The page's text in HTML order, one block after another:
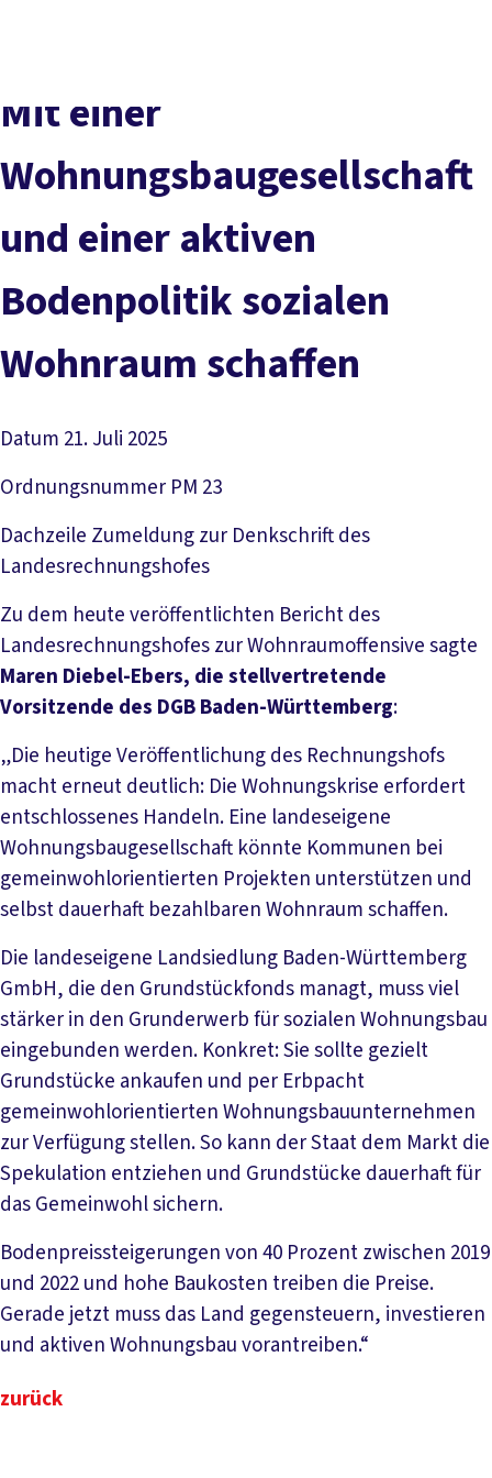
Mitmachen
Mit einer
Wohnungsbaugesellschaft
und einer aktiven
Bodenpolitik sozialen
Wohnraum schaffen
Datum 21. Juli 2025
Ordnungsnummer PM 23
Dachzeile Zumeldung zur Denkschrift des
Landesrechnungshofes
Zu dem heute veröffentlichten Bericht des
Landesrechnungshofes zur Wohnraumoffensive sagte
Maren Diebel-Ebers, die stellvertretende
Vorsitzende des DGB Baden-Württemberg:
„Die heutige Veröffentlichung des Rechnungshofs
macht erneut deutlich: Die Wohnungskrise erfordert
entschlossenes Handeln. Eine landeseigene
Wohnungsbaugesellschaft könnte Kommunen bei
gemeinwohlorientierten Projekten unterstützen und
selbst dauerhaft bezahlbaren Wohnraum schaffen.
Die landeseigene Landsiedlung Baden-Württemberg
GmbH, die den Grundstückfonds managt, muss viel
stärker in den Grunderwerb für sozialen Wohnungsbau
eingebunden werden. Konkret: Sie sollte gezielt
Grundstücke ankaufen und per Erbpacht
gemeinwohlorientierten Wohnungsbauunternehmen
zur Verfügung stellen. So kann der Staat dem Markt die
Spekulation entziehen und Grundstücke dauerhaft für
das Gemeinwohl sichern.
Bodenpreissteigerungen von 40 Prozent zwischen 2019
und 2022 und hohe Baukosten treiben die Preise.
Gerade jetzt muss das Land gegensteuern, investieren
und aktiven Wohnungsbau vorantreiben.“
zurück